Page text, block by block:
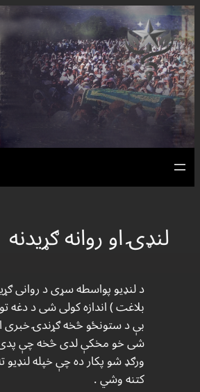
لنډۍ او روانه ګړیدنه
د لنډیو پواسطه سړی د روانی
بلاغت ) اندازه کولی شی د دغه
بې د ستونځو څخه ګړندۍ خبری
شی خو مخکې لدی څخه چې
ورګډ شو پکار ده چې خپله لنډیو
کتنه وشي .